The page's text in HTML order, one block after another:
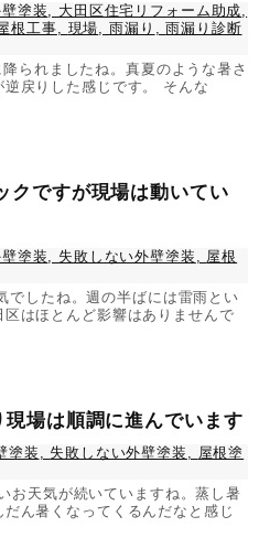
塗装 大田区住宅リフォーム助成
根工事 現場 雨漏り ,雨漏り診断
られましたね。真夏のような暑さ
戻りした感じです。 そんな
クですが現場は動いてい
塗装 失敗しない外壁塗装
屋根
でしたね。週の半ばには雷雨とい
はほとんど影響はありませんで
現場は順調に進んでいます
塗装 失敗しない外壁塗装
屋根塗
お天気が続いていますね。蒸し暑
ん暑くなってくるんだなと感じ